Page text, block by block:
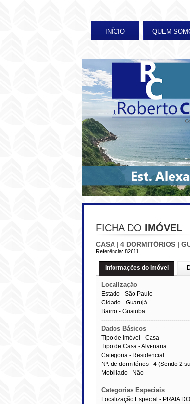
INÍCIO QUEM
FICHA DO IMÓVEL
CASA | 4 DORMITÓRIOS |
Referência: 82611
Informações do Imóvel
Localização
Estado - São Paulo
Cidade - Guarujá
Bairro - Guaiuba
Dados Básicos
Tipo de Imóvel - Casa
Tipo de Casa - Alvenaria
Categoria - Residencial
Nº. de dormitórios - 4 (Sendo 2
Mobiliado - Não
Categorias Especiais
Localização Especial - PRAIA